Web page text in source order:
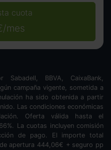
cuota
mes
Sabadell, BBVA, CaixaBank,
campaña vigente, sometida a
ha sido obtenida a partir
Las condiciones económicas
Oferta válida hasta el
%. La cuotas incluyen comisión
de pago. El importe total
apertura 444,06€ + seguro pp